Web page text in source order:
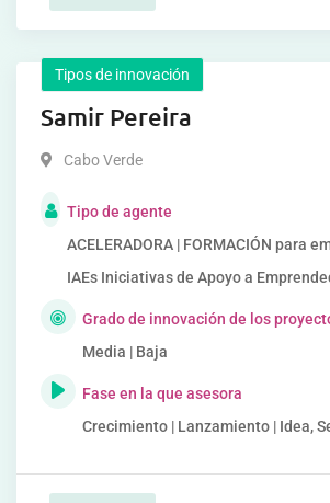
Tipos de innovación
Samir Pereira
Cabo Verde
Tipo de agente
ACELERADORA | FORMACIÓN para
IAEs Iniciativas de Apoyo a
Grado de innovación de los
Media | Baja
Fase en la que asesora
Crecimiento | Lanzamiento | Idea,